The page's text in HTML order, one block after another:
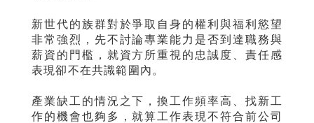
新世代的族群對於爭取自身的權利與福利慾望
非常強烈，先不討論專業能力是否到達職務與
薪資的門檻，就資方所重視的忠誠度、責任感
表現卻不在共識範圍內。
產業缺工的情況之下，換工作頻率高、找新工
作的機會也夠多，就算工作表現不符合前公司